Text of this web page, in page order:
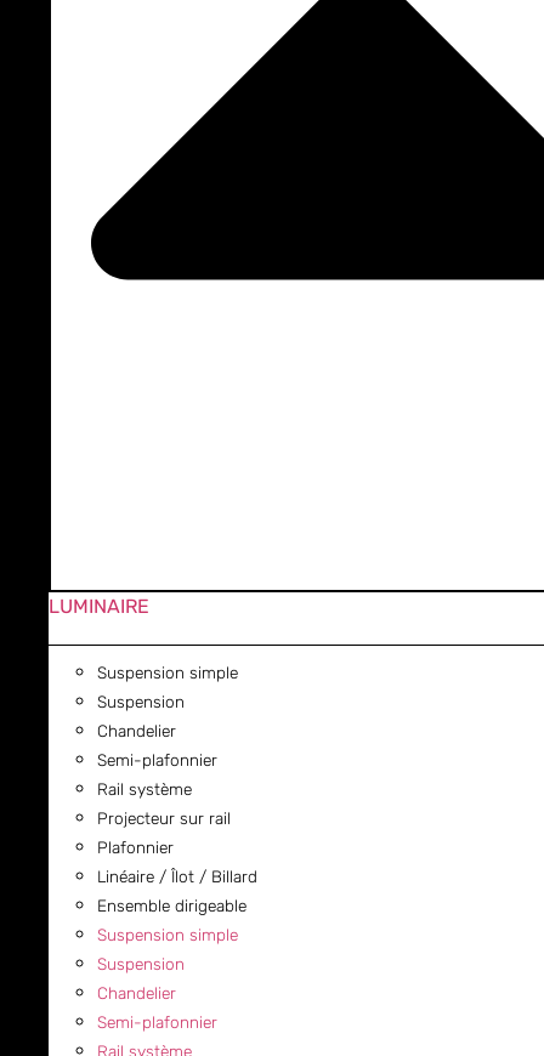
LUMINAIRE
Suspension simple
Suspension
Chandelier
Semi-plafonnier
Rail système
Projecteur sur rail
Plafonnier
Linéaire / Îlot / Billard
Ensemble dirigeable
Suspension simple
Suspension
Chandelier
Semi-plafonnier
Rail système